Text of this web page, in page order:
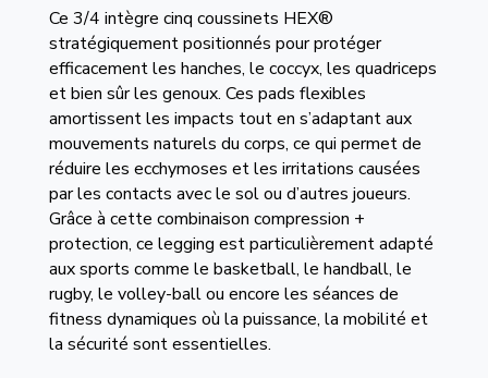
Ce 3/4 intègre cinq coussinets HEX®
stratégiquement positionnés pour protéger
efficacement les hanches, le coccyx, les quadriceps
et bien sûr les genoux. Ces pads flexibles
amortissent les impacts tout en s’adaptant aux
mouvements naturels du corps, ce qui permet de
réduire les ecchymoses et les irritations causées
par les contacts avec le sol ou d’autres joueurs.
Grâce à cette combinaison compression +
protection, ce legging est particulièrement adapté
aux sports comme le basketball, le handball, le
rugby, le volley-ball ou encore les séances de
fitness dynamiques où la puissance, la mobilité et
la sécurité sont essentielles.